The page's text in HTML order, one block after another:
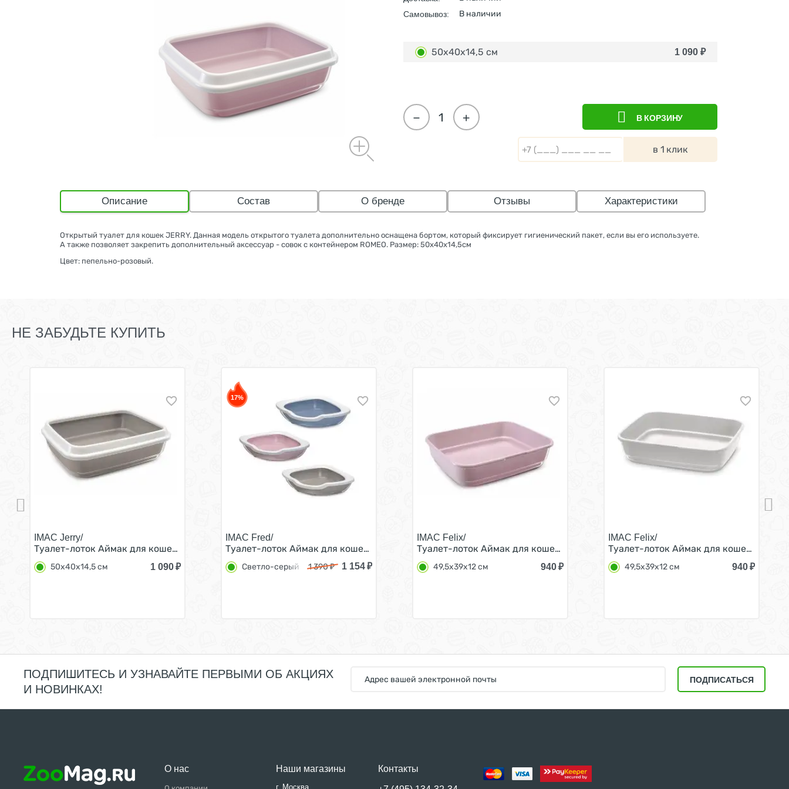
Самовывоз: В наличии
50х40х14,5 см 1 090 ₽
+
− В КОРЗИНУ
в 1 клик
Описание Состав О бренде Отзывы Характеристики
Открытый туалет для кошек JERRY. Данная модель открытого туалета дополнительно оснащена бортом, который фиксирует гигиенический пакет, если вы его используете.
А также позволяет закрепить дополнительный аксессуар - совок с контейнером ROMEO. Размер: 50х40х14,5см
Цвет: пепельно-розовый.
НЕ ЗАБУДЬТЕ КУПИТЬ
IMAC Jerry/
Туалет-лоток Аймак для кошек с бортом Светло-серый 50х40х14,5 см
50х40х14,5 см 1 090₽
17%
IMAC Fred/
Туалет-лоток Аймак для кошек Угловой 51х51х15,5h см Светло-серый
Светло-серый 1 390₽ 1 154₽
IMAC Felix/
Туалет-лоток Аймак для кошек Светло-розовая 49,5х39х12 см
49,5х39х12 см 940₽
IMAC Felix/
Туалет-лоток Аймак для кошек Серый
49,5х39х12 см 940₽
ПОДПИШИТЕСЬ И УЗНАВАЙТЕ ПЕРВЫМИ ОБ АКЦИЯХ
И НОВИНКАХ!
ПОДПИСАТЬСЯ
О нас Наши магазины
г. Москва
Контакты